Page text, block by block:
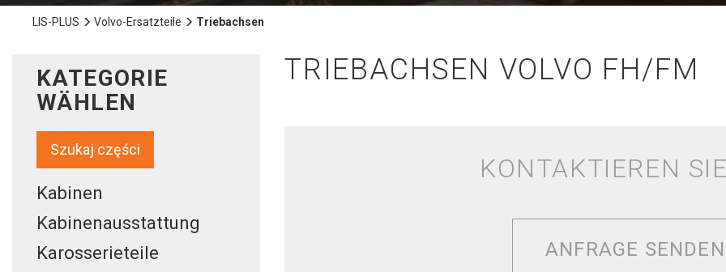
LIS-PLUS Volvo-Ersatzteile Triebachsen
KATEGORIE
WÄHLEN
Szukaj części
Kabinen
Kabinenausstattung
Karosserieteile
TRIEBACHSEN VOLVO FH/FM
KONTAKTIEREN
ANFRAGE SENDEN